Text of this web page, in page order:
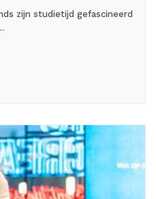
zijn studietijd gefascineerd